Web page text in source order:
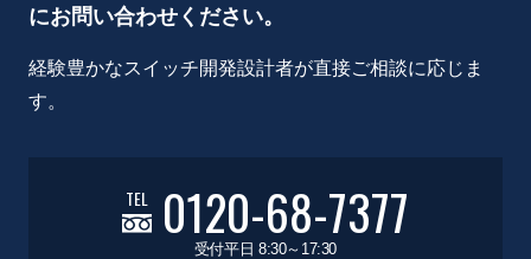
にお問い合わせください。
経験豊かなスイッチ開発設計者が直接ご相談に応じま
す。
TEL 0120-68-7377
受付平日 8:30～17:30